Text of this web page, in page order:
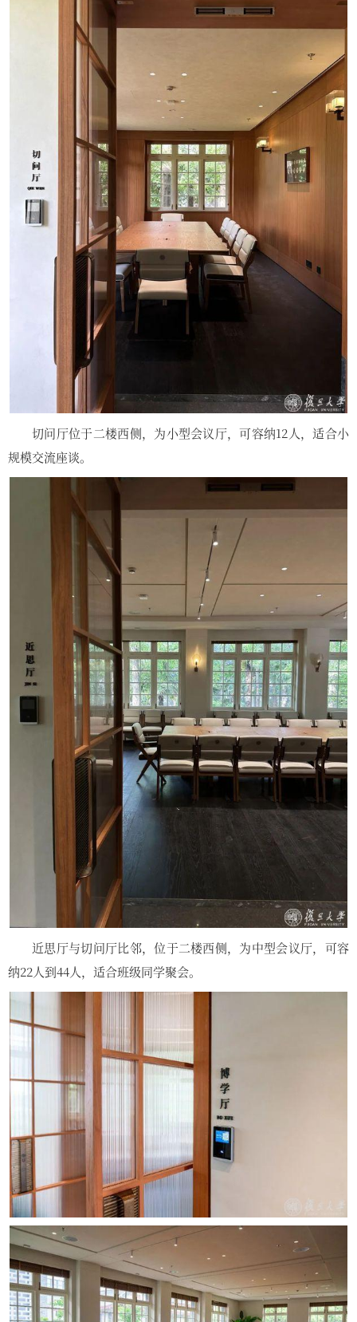
切问厅位于二楼西侧，为小型会议厅，可容纳12人，适合小
规模交流座谈。
近思厅与切问厅比邻，位于二楼西侧，为中型会议厅，可容
纳22人到44人，适合班级同学聚会。